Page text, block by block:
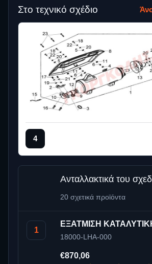
Στο τεχνικό σχέδιο
4
Ανταλλακτικά του
20 σχετικά προϊόντα
1
ΕΞΑΤΜΙΣΗ
18000-LHA-000
€870,06